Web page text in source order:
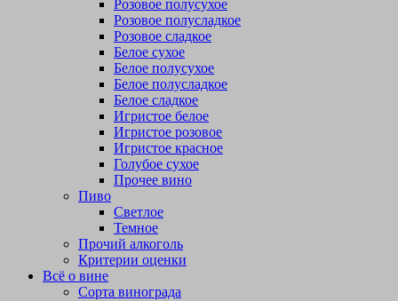
Розовое полусухое
Розовое полусладкое
Розовое сладкое
Белое сухое
Белое полусухое
Белое полусладкое
Белое сладкое
Игристое белое
Игристое розовое
Игристое красное
Голубое сухое
Прочее вино
Пиво
Светлое
Темное
Прочий алкоголь
Критерии оценки
Всё о вине
Сорта винограда